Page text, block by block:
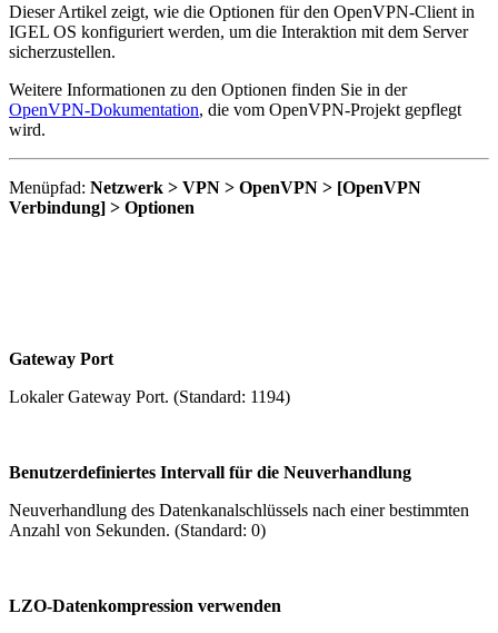
Dieser Artikel zeigt, wie die Optionen für den OpenVPN-Client in
IGEL OS konfiguriert werden, um die Interaktion mit dem Server
sicherzustellen.
Weitere Informationen zu den Optionen finden Sie in der
OpenVPN-Dokumentation, die vom OpenVPN-Projekt gepflegt
wird.
Menüpfad: Netzwerk > VPN > OpenVPN > [OpenVPN
Verbindung] > Optionen
Gateway Port
Lokaler Gateway Port. (Standard: 1194)
Benutzerdefiniertes Intervall für die Neuverhandlung
Neuverhandlung des Datenkanalschlüssels nach einer bestimmten
Anzahl von Sekunden. (Standard: 0)
LZO-Datenkompression verwenden